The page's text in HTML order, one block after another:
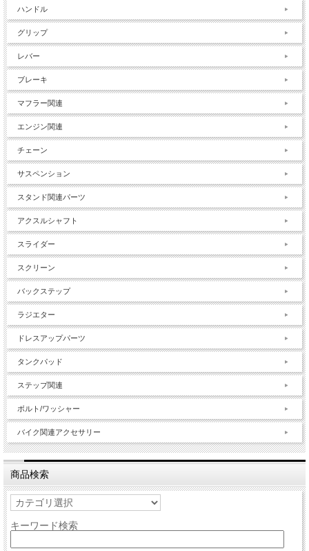
ハンドル
グリップ
レバー
ブレーキ
マフラー関連
エンジン関連
チェーン
サスペンション
スタンド関連パーツ
アクスルシャフト
スライダー
スクリーン
バックステップ
ラジエター
ドレスアップパーツ
タンクパッド
ステップ関連
ボルト/ワッシャー
バイク関連アクセサリー
商品検索
キーワード検索